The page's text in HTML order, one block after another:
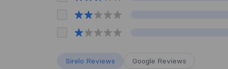
Sirelo Reviews Google Reviews